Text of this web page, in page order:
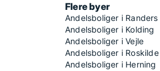
Flere byer
Andelsboliger i Randers
Andelsboliger i Kolding
Andelsboliger i Vejle
Andelsboliger i Roskilde
Andelsboliger i Herning